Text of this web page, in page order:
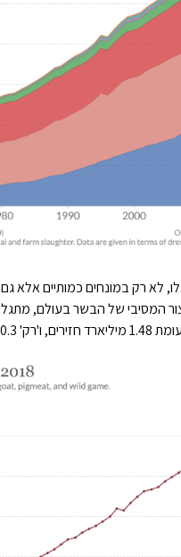
לא רק במונחים כמותיים
המסיבי של הבשר בעולם, מתגלה